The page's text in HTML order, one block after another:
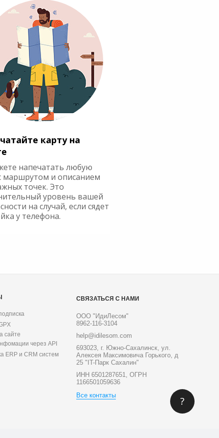
карту на
напечатать любую
маршрутом и описанием
точек. Это
уровень вашей
на случай, если сядет
у телефона.
сайте
через API
ERP и CRM систем
СВЯЗАТЬСЯ С НАМИ
ООО "ИдиЛесом"
8962-116-3104
help@idilesom.com
693023, г. Южно-Сахалинск, ул.
Алексея Максимовича Горького, д
25 "IT-Парк Сахалин"
ИНН 6501287651, ОГРН
1166501059636
Все контакты
?